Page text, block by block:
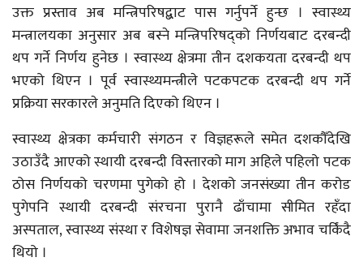
उक्त प्रस्ताव अब मन्त्रिपरिषद्बाट पास गर्नुपर्ने हुन्छ । स्वास्थ्य
मन्त्रालयका अनुसार अब बस्ने मन्त्रिपरिषद्को निर्णयबाट दरबन्दी
थप गर्ने निर्णय हुनेछ । स्वास्थ्य क्षेत्रमा तीन दशकयता दरबन्दी थप
भएको थिएन । पूर्व स्वास्थ्यमन्त्रीले पटकपटक दरबन्दी थप गर्ने
प्रक्रिया सरकारले अनुमति दिएको थिएन ।
स्वास्थ्य क्षेत्रका कर्मचारी संगठन र विज्ञहरूले समेत दशकौँदेखि
उठाउँदै आएको स्थायी दरबन्दी विस्तारको माग अहिले पहिलो पटक
ठोस निर्णयको चरणमा पुगेको हो । देशको जनसंख्या तीन करोड
पुगेपनि स्थायी दरबन्दी संरचना पुरानै ढाँचामा सीमित रहँदा
अस्पताल, स्वास्थ्य संस्था र विशेषज्ञ सेवामा जनशक्ति अभाव चर्किंदै
थियो ।